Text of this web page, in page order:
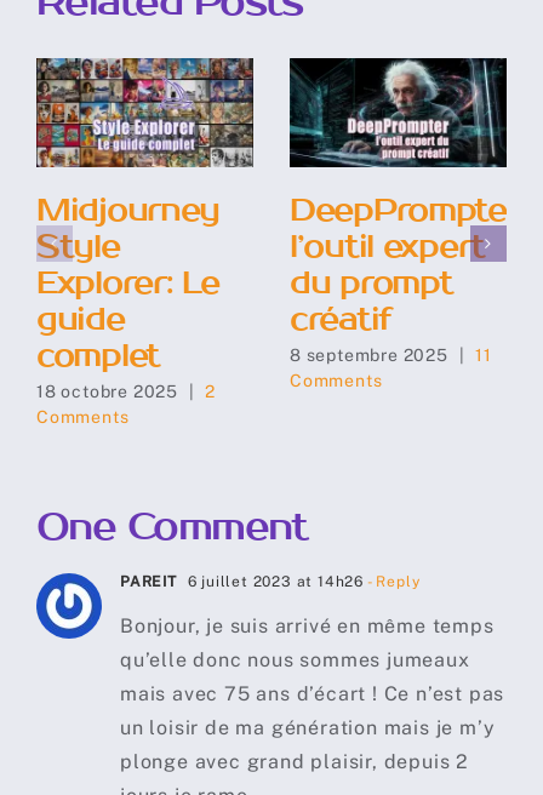
Midjourney
Style
Explorer: Le
guide
complet
18 octobre 2025
2
Comments
DeepPrompter:
l’outil expert
du prompt
créatif
8 septembre 2025
11
Comments
One Comment
PAREIT 6 juillet 2023 at 14h26 - Reply
Bonjour, je suis arrivé en même temps
qu’elle donc nous sommes jumeaux
mais avec 75 ans d’écart ! Ce n’est pas
un loisir de ma génération mais je m’y
plonge avec grand plaisir, depuis 2